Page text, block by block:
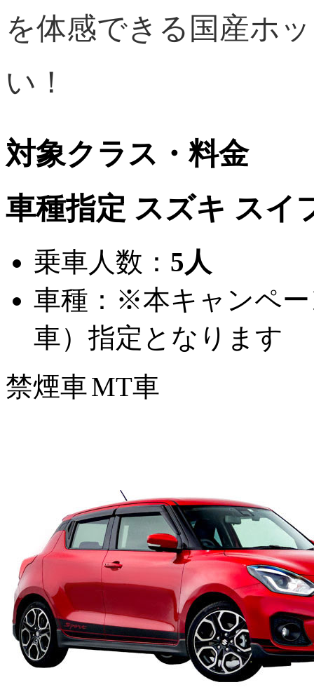
を体感できる国産ホ
い！
対象クラス・料金
車種指定 スズキ スイ
乗車人数： 5人
車種：※本キャンペ
車）指定となります
禁煙車MT車